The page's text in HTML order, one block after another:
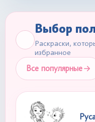
Выбор
Раскраски,
избранное
Все популярные